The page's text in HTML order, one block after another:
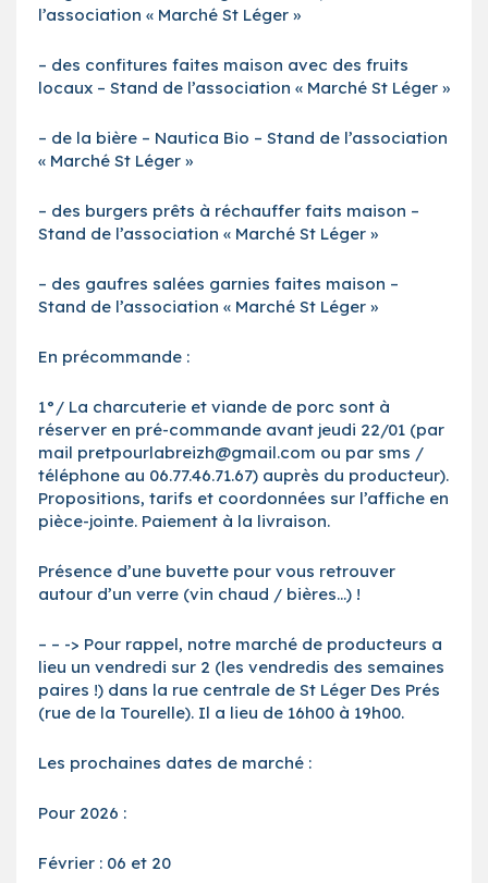
l’association « Marché St Léger »
– des confitures faites maison avec des fruits
locaux – Stand de l’association « Marché St Léger »
– de la bière – Nautica Bio – Stand de l’association
« Marché St Léger »
– des burgers prêts à réchauffer faits maison –
Stand de l’association « Marché St Léger »
– des gaufres salées garnies faites maison –
Stand de l’association « Marché St Léger »
En précommande :
1°/ La charcuterie et viande de porc sont à
réserver en pré-commande avant jeudi 22/01 (par
mail pretpourlabreizh@gmail.com ou par sms /
téléphone au 06.77.46.71.67) auprès du producteur).
Propositions, tarifs et coordonnées sur l’affiche en
pièce-jointe. Paiement à la livraison.
Présence d’une buvette pour vous retrouver
autour d’un verre (vin chaud / bières…) !
– – -> Pour rappel, notre marché de producteurs a
lieu un vendredi sur 2 (les vendredis des semaines
paires !) dans la rue centrale de St Léger Des Prés
(rue de la Tourelle). Il a lieu de 16h00 à 19h00.
Les prochaines dates de marché :
Pour 2026 :
Février : 06 et 20